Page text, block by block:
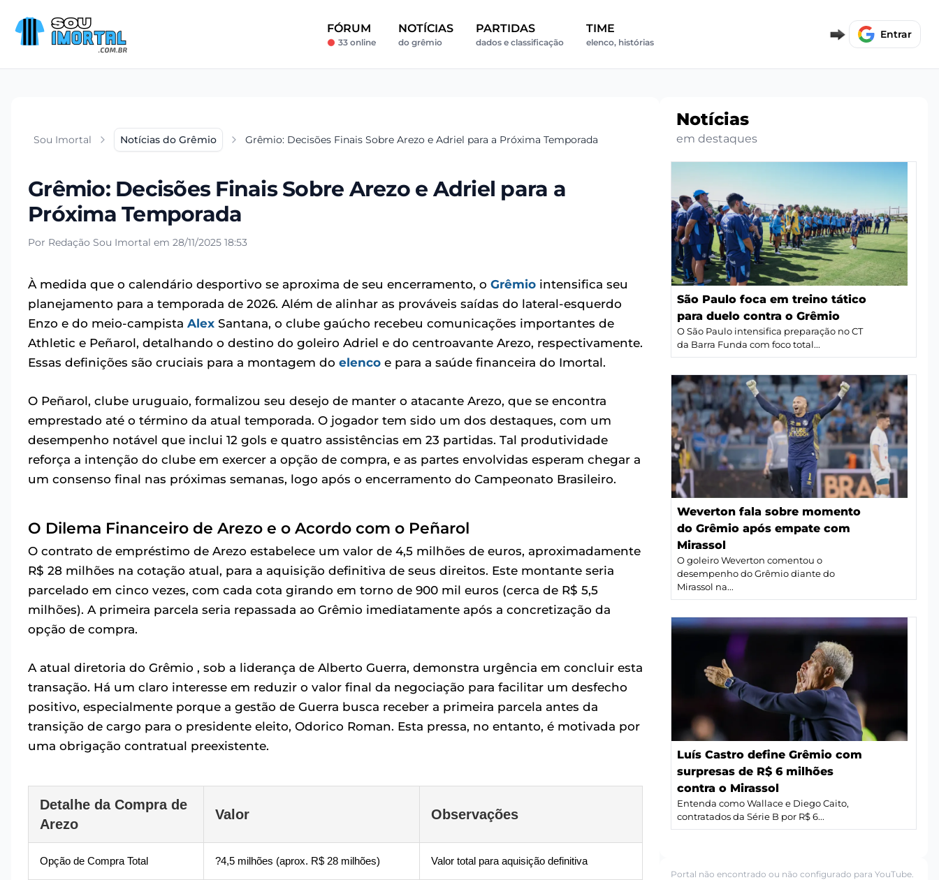
FÓRUM
33 online
NOTÍCIAS
do grêmio
PARTIDAS
dados e classificação
TIME
elenco, histórias
Entrar
Sou Imortal Notícias do Grêmio Grêmio: Decisões Finais Sobre Arezo e Adriel para a Próxima Temporada
Grêmio: Decisões Finais Sobre Arezo e Adriel para a
Próxima Temporada
Por Redação Sou Imortal em 28/11/2025 18:53
À medida que o calendário desportivo se aproxima de seu encerramento, o Grêmio intensifica seu
planejamento para a temporada de 2026. Além de alinhar as prováveis saídas do lateral-esquerdo
Enzo e do meio-campista Alex Santana, o clube gaúcho recebeu comunicações importantes de
Athletic e Peñarol, detalhando o destino do goleiro Adriel e do centroavante Arezo, respectivamente.
Essas definições são cruciais para a montagem do elenco e para a saúde financeira do Imortal.
O Peñarol, clube uruguaio, formalizou seu desejo de manter o atacante Arezo, que se encontra
emprestado até o término da atual temporada. O jogador tem sido um dos destaques, com um
desempenho notável que inclui 12 gols e quatro assistências em 23 partidas. Tal produtividade
reforça a intenção do clube em exercer a opção de compra, e as partes envolvidas esperam chegar a
um consenso final nas próximas semanas, logo após o encerramento do Campeonato Brasileiro.
O Dilema Financeiro de Arezo e o Acordo com o Peñarol
O contrato de empréstimo de Arezo estabelece um valor de 4,5 milhões de euros, aproximadamente
R$ 28 milhões na cotação atual, para a aquisição definitiva de seus direitos. Este montante seria
parcelado em cinco vezes, com cada cota girando em torno de 900 mil euros (cerca de R$ 5,5
milhões). A primeira parcela seria repassada ao Grêmio imediatamente após a concretização da
opção de compra.
A atual diretoria do Grêmio , sob a liderança de Alberto Guerra, demonstra urgência em concluir esta
transação. Há um claro interesse em reduzir o valor final da negociação para facilitar um desfecho
positivo, especialmente porque a gestão de Guerra busca receber a primeira parcela antes da
transição de cargo para o presidente eleito, Odorico Roman. Esta pressa, no entanto, é motivada por
uma obrigação contratual preexistente.
Detalhe da Compra de
Arezo
Valor Observações
Opção de Compra Total ?4,5 milhões (aprox. R$ 28 milhões) Valor total para aquisição definitiva
Notícias
em destaques
São Paulo foca em treino tático
para duelo contra o Grêmio
O São Paulo intensifica preparação no CT
da Barra Funda com foco total...
Weverton fala sobre momento
do Grêmio após empate com
Mirassol
O goleiro Weverton comentou o
desempenho do Grêmio diante do
Mirassol na...
Luís Castro define Grêmio com
surpresas de R$ 6 milhões
contra o Mirassol
Entenda como Wallace e Diego Caito,
contratados da Série B por R$ 6...
Portal não encontrado ou não configurado para YouTube.